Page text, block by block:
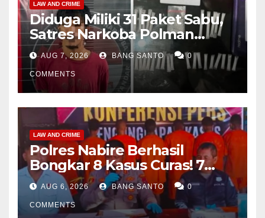
LAW AND CRIME
Diduga Miliki 31 Paket Sabu,
Satres Narkoba Polman
Amankan Pria di Matali
AUG 7, 2026 BANG SANTO 0
COMMENTS
LAW AND CRIME
Polres Nabire Berhasil
Bongkar 8 Kasus Curas! 7
Pelaku Ditangkap, 62 Motor
Kembali Diamankan
AUG 6, 2026 BANG SANTO 0
COMMENTS